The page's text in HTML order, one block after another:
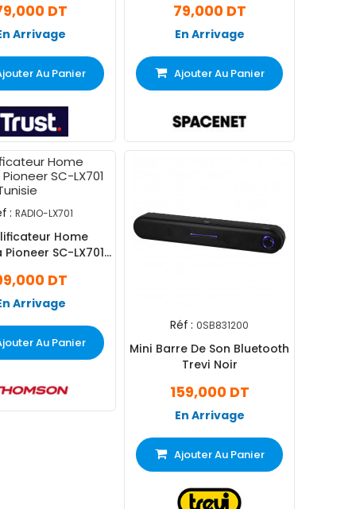
DT
Arrivage
Au Panier
79,000 DT
En Arrivage
Ajouter Au Panier
: RADIO-LX701
Home
SC-LX701
DT
Arrivage
Au Panier
Réf : 0SB831200
Mini Barre De Son Bluetooth
Trevi Noir
159,000 DT
En Arrivage
Ajouter Au Panier